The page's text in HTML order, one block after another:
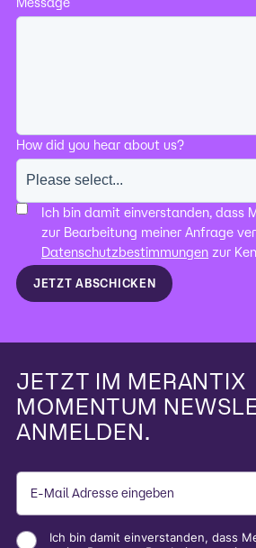
How did you hear about us?
Ich bin damit einverstanden, dass
zur Bearbeitung meiner Anfrage
Datenschutzbestimmungen zur
JETZT ABSCHICKEN
JETZT IM MERANTIX
MOMENTUM
ANMELDEN.
Ich bin damit einverstanden, dass